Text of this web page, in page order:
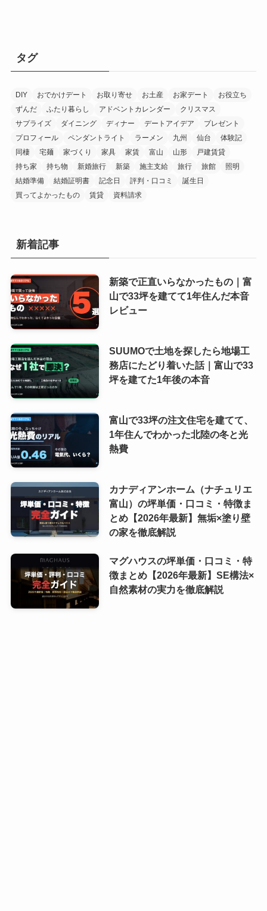
タグ
DIY おでかけデート お取り寄せ お土産 お家デート
お役立ち
ずんだ
ふたり暮らし アドベントカレンダー
クリスマス
サプライズ
ダイニング ディナー デートアイデア
プレゼント
プロフィール
ペンダントライト ラーメン 九州 仙台
体験記
同棲
宅麺 家づくり 家具 家賃 富山 山形
戸建賃貸
持ち家
持ち物 新婚旅行 新築 施主支給 旅行 旅館
照明
結婚準備
結婚証明書 記念日 評判・口コミ
誕生日
買ってよかったもの
賃貸 資料請求
新着記事
新築で正直いらなかったもの｜富
山で33坪を建てて1年住んだ本音
レビュー
SUUMOで土地を探したら地場工
務店にたどり着いた話｜富山で33
坪を建てた1年後の本音
富山で33坪の注文住宅を建てて、
1年住んでわかった北陸の冬と光
熱費
カナディアンホーム（ナチュリエ
富山）の坪単価・口コミ・特徴ま
とめ【2026年最新】無垢×塗り壁
の家を徹底解説
マグハウスの坪単価・口コミ・特
徴まとめ【2026年最新】SE構法×
自然素材の実力を徹底解説